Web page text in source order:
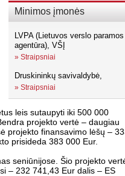
Minimos įmonės
LVPA (Lietuvos verslo paramos
agentūra), VŠĮ
» Straipsniai
Druskininkų savivaldybė,
» Straipsniai
leis sutaupyti iki 500 000
projekto vertė – daugiau
projekto finansavimo lėšų –
prisideda 383 000 Eur.
seniūnijose. Šio projekto
– 232 741,43 Eur dalis – ES